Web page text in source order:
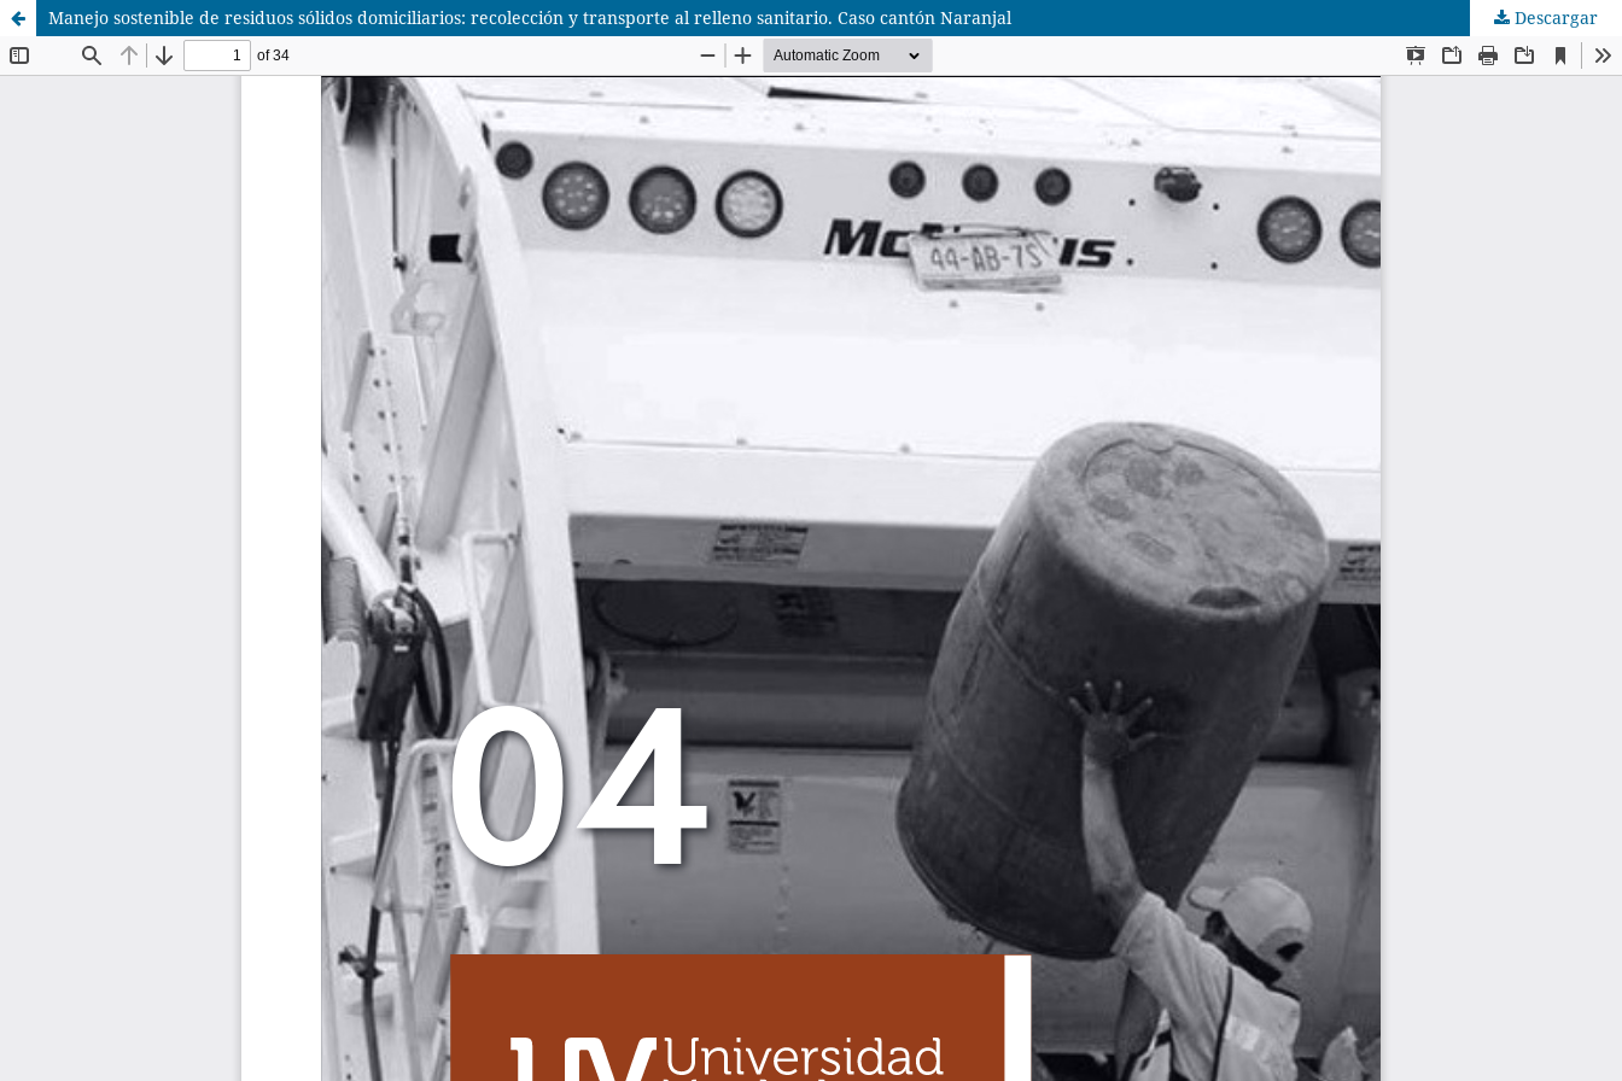
Manejo sostenible de residuos sólidos domiciliarios: recolección y transporte al relleno sanitario. Caso cantón Naranjal Descargar